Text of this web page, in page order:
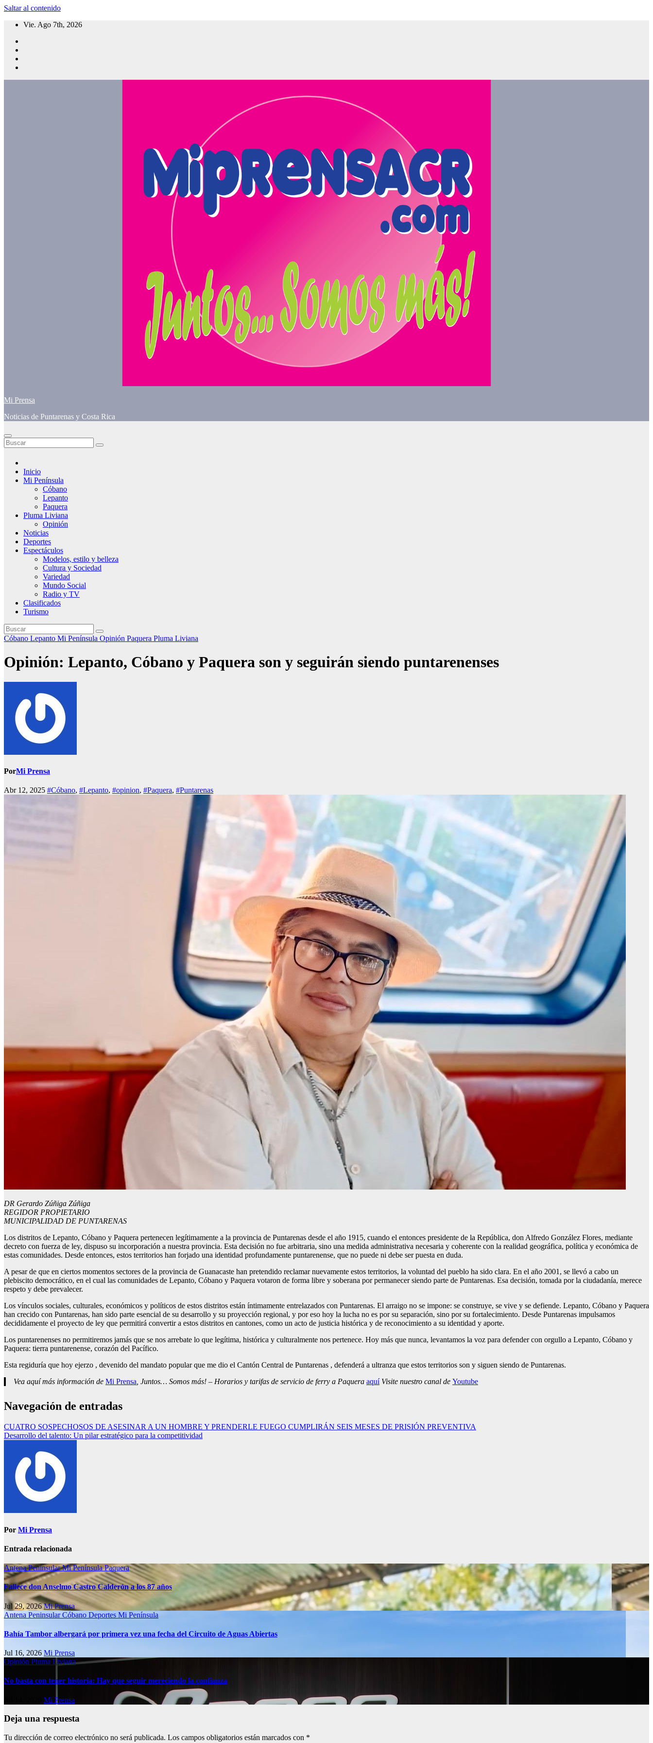
Saltar al contenido
Vie. Ago 7th, 2026
Mi Prensa
Noticias de Puntarenas y Costa Rica
Inicio
Mi Península
Cóbano
Lepanto
Paquera
Pluma Liviana
Opinión
Noticias
Deportes
Espectáculos
Modelos, estilo y belleza
Cultura y Sociedad
Variedad
Mundo Social
Radio y TV
Clasificados
Turismo
Cóbano Lepanto Mi Península Opinión Paquera Pluma Liviana
Opinión: Lepanto, Cóbano y Paquera son y seguirán siendo puntarenenses
PorMi Prensa
Abr 12, 2025 #Cóbano, #Lepanto, #opinion, #Paquera, #Puntarenas
DR Gerardo Zúñiga Zúñiga
REGIDOR PROPIETARIO
MUNICIPALIDAD DE PUNTARENAS
Los distritos de Lepanto, Cóbano y Paquera pertenecen legítimamente a la provincia de Puntarenas desde el año 1915, cuando el entonces presidente de la República, don Alfredo González Flores, mediante
decreto con fuerza de ley, dispuso su incorporación a nuestra provincia. Esta decisión no fue arbitraria, sino una medida administrativa necesaria y coherente con la realidad geográfica, política y económica de
estas comunidades. Desde entonces, estos territorios han forjado una identidad profundamente puntarenense, que no puede ni debe ser puesta en duda.
A pesar de que en ciertos momentos sectores de la provincia de Guanacaste han pretendido reclamar nuevamente estos territorios, la voluntad del pueblo ha sido clara. En el año 2001, se llevó a cabo un
plebiscito democrático, en el cual las comunidades de Lepanto, Cóbano y Paquera votaron de forma libre y soberana por permanecer siendo parte de Puntarenas. Esa decisión, tomada por la ciudadanía, merece
respeto y debe prevalecer.
Los vínculos sociales, culturales, económicos y políticos de estos distritos están íntimamente entrelazados con Puntarenas. El arraigo no se impone: se construye, se vive y se defiende. Lepanto, Cóbano y Paquera
han crecido con Puntarenas, han sido parte esencial de su desarrollo y su proyección regional, y por eso hoy la lucha no es por su separación, sino por su fortalecimiento. Desde Puntarenas impulsamos
decididamente el proyecto de ley que permitirá convertir a estos distritos en cantones, como un acto de justicia histórica y de reconocimiento a su identidad y aporte.
Los puntarenenses no permitiremos jamás que se nos arrebate lo que legítima, histórica y culturalmente nos pertenece. Hoy más que nunca, levantamos la voz para defender con orgullo a Lepanto, Cóbano y
Paquera: tierra puntarenense, corazón del Pacífico.
Esta regiduría que hoy ejerzo , devenido del mandato popular que me dio el Cantón Central de Puntarenas , defenderá a ultranza que estos territorios son y siguen siendo de Puntarenas.
Vea aquí más información de Mi Prensa, Juntos… Somos más! – Horarios y tarifas de servicio de ferry a Paquera aquíVisite nuestro canal de Youtube
Navegación de entradas
CUATRO SOSPECHOSOS DE ASESINAR A UN HOMBRE Y PRENDERLE FUEGO CUMPLIRÁN SEIS MESES DE PRISIÓN PREVENTIVA
Desarrollo del talento: Un pilar estratégico para la competitividad
Por Mi Prensa
Entrada relacionada
Antena PeninsularMi PenínsulaPaquera
Fallece don Anselmo Castro Calderón a los 87 años
Jul 29, 2026Mi Prensa
Antena PeninsularCóbano Deportes Mi Península
Bahía Tambor albergará por primera vez una fecha del Circuito de Aguas Abiertas
Jul 16, 2026 Mi Prensa
Opinión Pluma Liviana
No basta con tener historia: Hay que seguir mereciendo la confianza
Mi Prensa
Deja una respuesta
Tu dirección de correo electrónico no será publicada. Los campos obligatorios están marcados con *